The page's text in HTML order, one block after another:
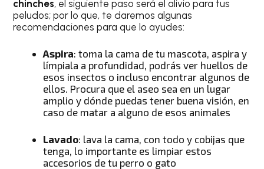
chinches, el siguiente paso será el alivio para tus
peludos; por lo que, te daremos algunas
recomendaciones para que lo ayudes:
Aspira: toma la cama de tu mascota, aspira y
límpiala a profundidad, podrás ver huellos de
esos insectos o incluso encontrar algunos de
ellos. Procura que el aseo sea en un lugar
amplio y dónde puedas tener buena visión, en
caso de matar a alguno de esos animales
Lavado: lava la cama, con todo y cobijas que
tenga, lo importante es limpiar estos
accesorios de tu perro o gato